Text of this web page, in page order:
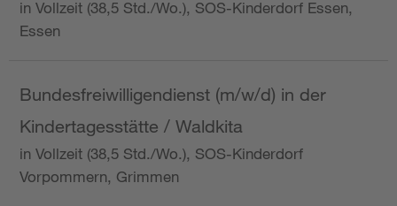
in Vollzeit (38,5 Std./Wo.), SOS-Kinderdorf Essen,
Essen
Bundesfreiwilligendienst (m/w/d) in der
Kindertagesstätte / Waldkita
in Vollzeit (38,5 Std./Wo.), SOS-Kinderdorf
Vorpommern, Grimmen